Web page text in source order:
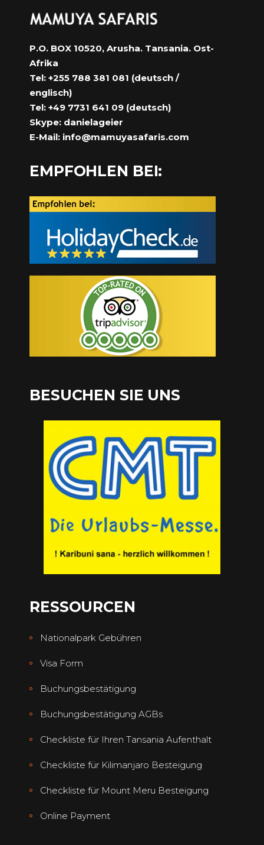
P.O. BOX 10520, Arusha. Tansania. Ost-
Afrika
Tel: +255 788 381 081 (deutsch /
englisch)
Tel: +49 7731 641 09 (deutsch)
Skype: danielageier
E-Mail: info@mamuyasafaris.com
EMPFOHLEN BEI:
BESUCHEN SIE UNS
RESSOURCEN
Nationalpark Gebühren
Visa Form
Buchungsbestätigung
Buchungsbestätigung AGBs
Checkliste für Ihren Tansania Aufenthalt
Checkliste für Kilimanjaro Besteigung
Checkliste für Mount Meru Besteigung
Online Payment